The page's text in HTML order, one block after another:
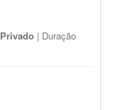
Privado | Duração